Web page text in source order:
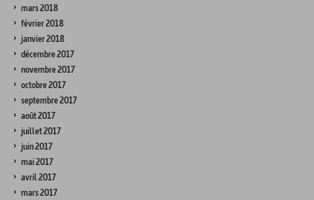
mars 2018
février 2018
janvier 2018
décembre 2017
novembre 2017
octobre 2017
septembre 2017
août 2017
juillet 2017
juin 2017
mai 2017
avril 2017
mars 2017